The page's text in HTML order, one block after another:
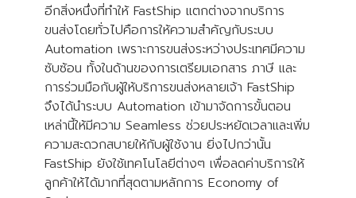
อีกสิ่งหนึ่งที่ทำให้ FastShip แตกต่างจากบริการ
ขนส่งโดยทั่วไปคือการให้ความสำคัญกับระบบ
Automation เพราะการขนส่งระหว่างประเทศมีความ
ซับซ้อน ทั้งในด้านของการเตรียมเอกสาร ภาษี และ
การร่วมมือกับผู้ให้บริการขนส่งหลายเจ้า FastShip
จึงได้นำระบบ Automation เข้ามาจัดการขั้นตอน
เหล่านี้ให้มีความ Seamless ช่วยประหยัดเวลาและเพิ่ม
ความสะดวกสบายให้กับผู้ใช้งาน ยิ่งไปกว่านั้น
FastShip ยังใช้เทคโนโลยีต่างๆ เพื่อลดค่าบริการให้
ลูกค้าให้ได้มากที่สุดตามหลักการ Economy of